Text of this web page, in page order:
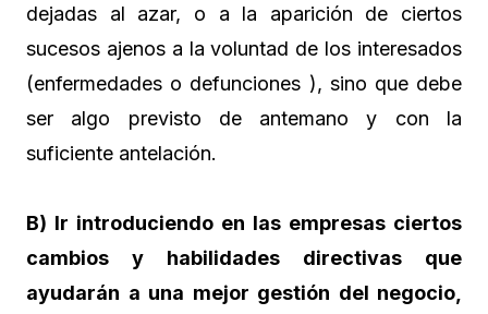
dejadas al azar, o a la aparición de ciertos
sucesos ajenos a la voluntad de los interesados
(enfermedades o defunciones ), sino que debe
ser algo previsto de antemano y con la
suficiente antelación.
B) Ir introduciendo en las empresas ciertos
cambios y habilidades directivas que
ayudarán a una mejor gestión del negocio,